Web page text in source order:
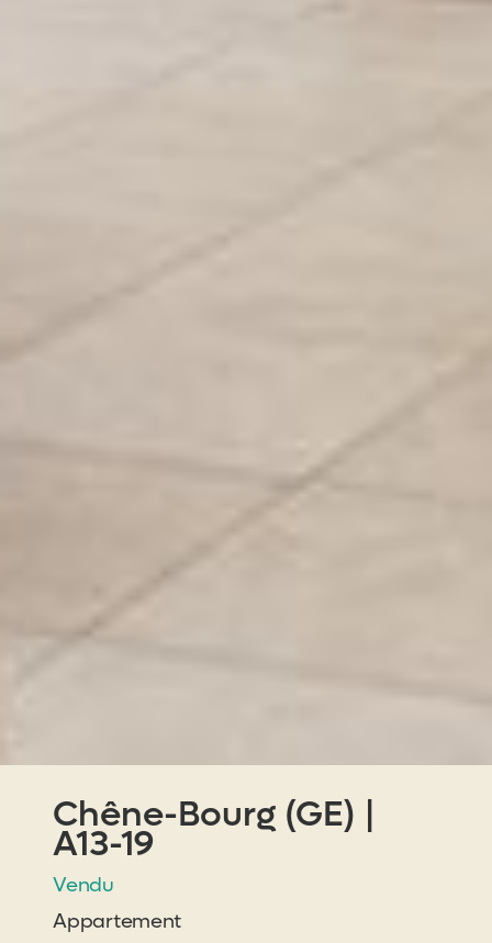
Chêne-Bourg (GE) |
A13-19
Vendu
Appartement